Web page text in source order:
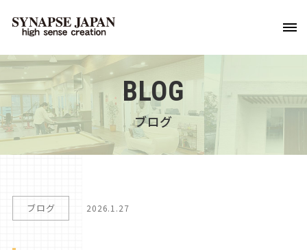
BLOG
ブログ
ブログ 2026.1.27